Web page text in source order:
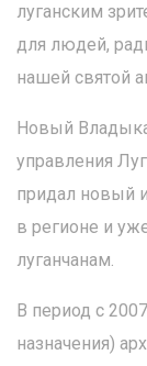
луганским
для людей,
нашей святой
Новый
управления
придал новый
в регионе и
луганчанам.
В период с
назначения)